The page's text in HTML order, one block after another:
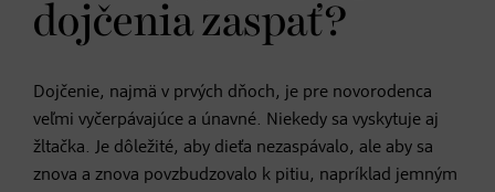
dojčenia zaspať?
Dojčenie, najmä v prvých dňoch, je pre novorodenca
veľmi vyčerpávajúce a únavné. Niekedy sa vyskytuje aj
žltačka. Je dôležité, aby dieťa nezaspávalo, ale aby sa
znova a znova povzbudzovalo k pitiu, napríklad jemným